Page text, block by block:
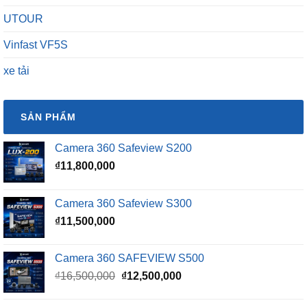
UTOUR
Vinfast VF5S
xe tải
SẢN PHẨM
Camera 360 Safeview S200
₫11,800,000
Camera 360 Safeview S300
₫11,500,000
Camera 360 SAFEVIEW S500
₫16,500,000 Giá
₫12,500,000Giá